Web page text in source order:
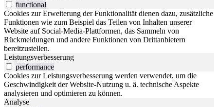
functional
Cookies zur Erweiterung der Funktionalität dienen dazu, zusätzliche
Funktionen wie zum Beispiel das Teilen von Inhalten unserer
Website auf Social-Media-Plattformen, das Sammeln von
Rückmeldungen und andere Funktionen von Drittanbietern
bereitzustellen.
Leistungsverbesserung
performance
Cookies zur Leistungsverbesserung werden verwendet, um die
Geschwindigkeit der Website-Nutzung u. ä. technische Aspekte
analysieren und optimieren zu können.
Analyse